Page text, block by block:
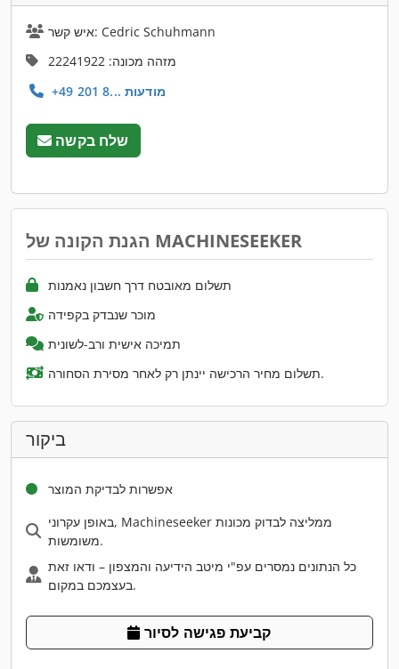
איש קשר: Cedric Schuhmann
מזהה מכונה: 22241922
+49 201 8... מודעות
שלח בקשה
הגנת הקונה של MACHINESEEKER
תשלום מאובטח דרך חשבון נאמנות
מוכר שנבדק בקפידה
תמיכה אישית ורב-לשונית
תשלום מחיר הרכישה יינתן רק לאחר מסירת הסחורה.
ביקור
אפשרות לבדיקת המוצר
באופן עקרוני, Machineseeker ממליצה לבדוק מכונות
משומשות.
כל הנתונים נמסרים עפ"י מיטב הידיעה והמצפון – ודאו זאת
בעצמכם במקום.
קביעת פגישה לסיור